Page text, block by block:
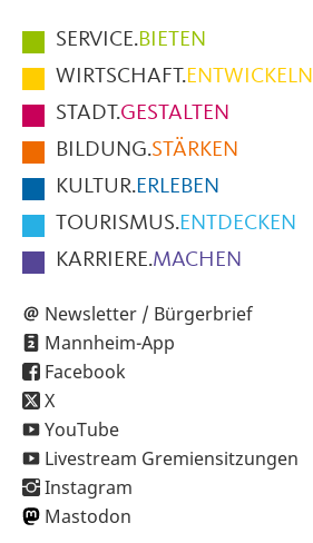
Hauptmenüpunkte
im
Fußbereich
der
Seite
SERVICE.BIETEN
WIRTSCHAFT.ENTWICKELN
STADT.GESTALTEN
BILDUNG.STÄRKEN
KULTUR.ERLEBEN
TOURISMUS.ENTDECKEN
KARRIERE.MACHEN
Newsletter / Bürgerbrief
Mannheim-App
Facebook
X
YouTube
Livestream Gremiensitzungen
Instagram
Mastodon